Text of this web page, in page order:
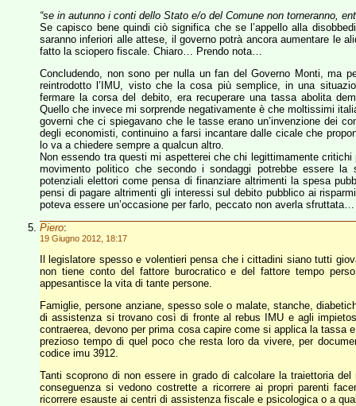
“se in autunno i conti dello Stato e/o del Comune non torneranno,
Se capisco bene quindi ciò significa che se l’appello alla
saranno inferiori alle attese, il governo potrà ancora aumentare le
fatto la sciopero fiscale. Chiaro… Prendo nota…
Concludendo, non sono per nulla un fan del Governo Monti, ma
reintrodotto l’IMU, visto che la cosa più semplice, in una
fermare la corsa del debito, era recuperare una tassa abolita
Quello che invece mi sorprende negativamente è che moltissimi
governi che ci spiegavano che le tasse erano un’invenzione dei
degli economisti, continuino a farsi incantare dalle cicale che
lo va a chiedere sempre a qualcun altro.
Non essendo tra questi mi aspetterei che chi legittimamente
movimento politico che secondo i sondaggi potrebbe essere
potenziali elettori come pensa di finanziare altrimenti la spesa
pensi di pagare altrimenti gli interessi sul debito pubblico ai
poteva essere un’occasione per farlo, peccato non averla sfruttata…
Piero:
19 Giugno 2012, 18:17
Il legislatore spesso e volentieri pensa che i cittadini siano tutti
non tiene conto del fattore burocratico e del fattore tempo
appesantisce la vita di tante persone.
Famiglie, persone anziane, spesso sole o malate, stanche,
di assistenza si trovano così di fronte al rebus IMU e agli
contraerea, devono per prima cosa capire come si applica la
prezioso tempo di quel poco che resta loro da vivere, per
codice imu 3912.
Tanti scoprono di non essere in grado di calcolare la traiettoria
conseguenza si vedono costrette a ricorrere ai propri parenti
ricorrere esauste ai centri di assistenza fiscale e psicologica o a